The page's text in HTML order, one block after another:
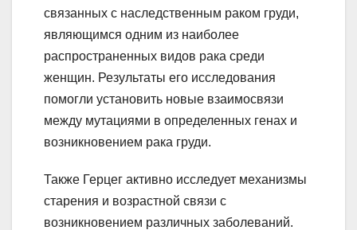
связанных с наследственным раком груди,
являющимся одним из наиболее
распространенных видов рака среди
женщин. Результаты его исследования
помогли установить новые взаимосвязи
между мутациями в определенных генах и
возникновением рака груди.
Также Герцег активно исследует механизмы
старения и возрастной связи с
возникновением различных заболеваний.